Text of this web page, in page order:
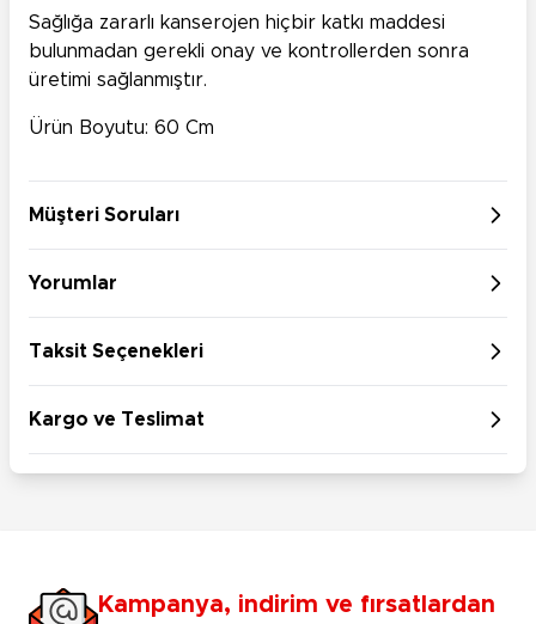
Sağlığa zararlı kanserojen hiçbir katkı maddesi
bulunmadan gerekli onay ve kontrollerden sonra
üretimi sağlanmıştır.
Ürün Boyutu: 60 Cm
Müşteri Soruları
Yorumlar
Taksit Seçenekleri
Kargo ve Teslimat
Kampanya, indirim ve fırsatlardan